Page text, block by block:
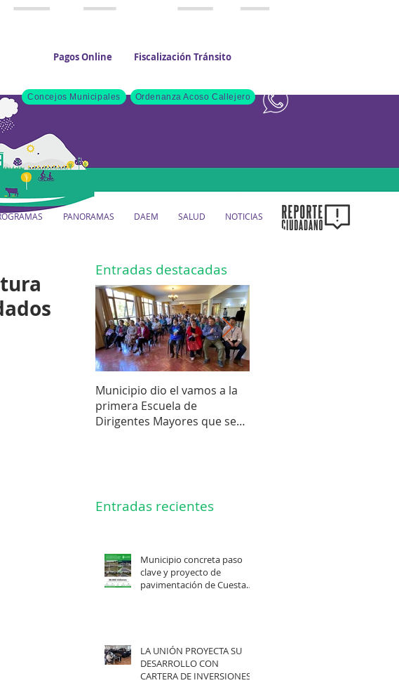
Pagos Online Fiscalización Tránsito
Concejos Municipales
PANORAMAS DAEM SALUD NOTICIAS
Ordenanza Acoso Callejero
Entradas destacadas
Municipio dio el vamos a la
primera Escuela de
Dirigentes Mayores que se
Entradas recientes
Municipio concreta paso
clave y proyecto de
pavimentación de Cuesta
LA UNIÓN PROYECTA SU
DESARROLLO CON
CARTERA DE INVERSIONES